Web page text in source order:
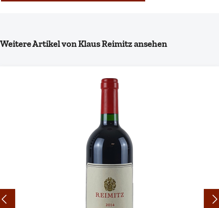
Produktgalerie überspringen
Weitere Artikel von Klaus Reimitz ansehen